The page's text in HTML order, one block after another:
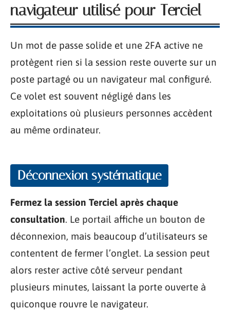
navigateur utilisé pour Terciel
Un mot de passe solide et une 2FA active ne
protègent rien si la session reste ouverte sur un
poste partagé ou un navigateur mal configuré.
Ce volet est souvent négligé dans les
exploitations où plusieurs personnes accèdent
au même ordinateur.
Déconnexion systématique
Fermez la session Terciel après chaque
consultation. Le portail affiche un bouton de
déconnexion, mais beaucoup d’utilisateurs se
contentent de fermer l’onglet. La session peut
alors rester active côté serveur pendant
plusieurs minutes, laissant la porte ouverte à
quiconque rouvre le navigateur.